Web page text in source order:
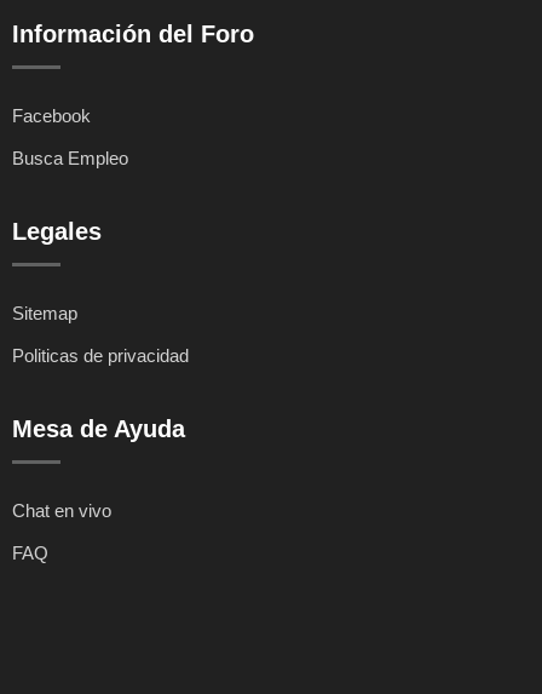
Información del Foro
Facebook
Busca Empleo
Legales
Sitemap
Politicas de privacidad
Mesa de Ayuda
Chat en vivo
FAQ